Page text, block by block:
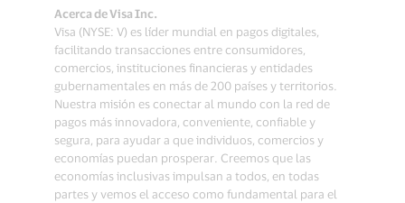
Acerca de Visa Inc.
Visa (NYSE: V) es líder mundial en pagos digitales,
facilitando transacciones entre consumidores,
comercios, instituciones financieras y entidades
gubernamentales en más de 200 países y territorios.
Nuestra misión es conectar al mundo con la red de
pagos más innovadora, conveniente, confiable y
segura, para ayudar a que individuos, comercios y
economías puedan prosperar. Creemos que las
economías inclusivas impulsan a todos, en todas
partes y vemos el acceso como fundamental para el